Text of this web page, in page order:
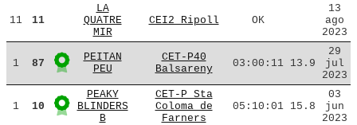
11 11
LA
QUATRE
MIR
CEI2 Ripoll OK
13
ago
2023
1 87
PEITAN
PEU
CET-P40
Balsareny
03:00:11 13.9
29
jul
2023
1 10
PEAKY
BLINDERS
B
CET-P Sta
Coloma de
Farners
05:10:01 15.8
03
jun
2023